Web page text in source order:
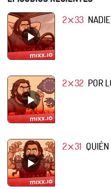
2⨯33
2⨯32 POR
2⨯31